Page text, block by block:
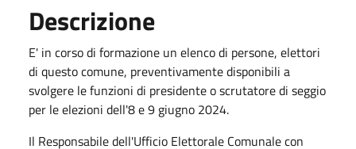
Descrizione
E' in corso di formazione un elenco di persone, elettori
di questo comune, preventivamente disponibili a
svolgere le funzioni di presidente o scrutatore di seggio
per le elezioni dell'8 e 9 giugno 2024.
Il Responsabile dell'Ufficio Elettorale Comunale con